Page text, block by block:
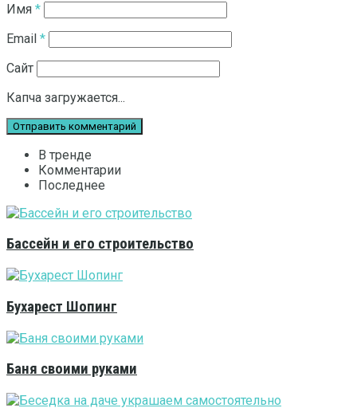
Имя *
Email *
Сайт
Капча загружается...
В тренде
Комментарии
Последнее
Бассейн и его строительство
Бухарест Шопинг
Баня своими руками